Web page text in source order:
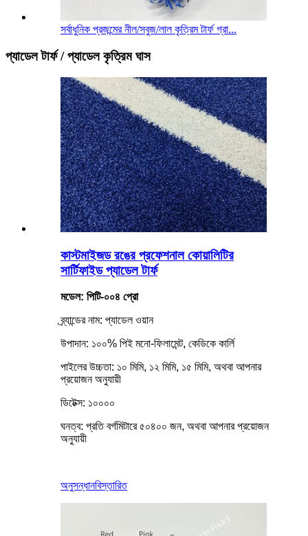
সর্বাধুনিক প্রজন্মের নীল/সবুজ/লাল কৃত্রিম টার্ফ গ্রা...
প্যাডেল টার্ফ / প্যাডেল কৃত্রিম ঘাস
কাস্টমাইজড রঙের প্রফেশনাল কোয়ালিটির
সার্টিফাইড প্যাডেল টার্ফ
মডেল: পিটি-০০৪ প্রো
ব্র্যান্ডের নাম: প্যাডেল ওয়ান
উপাদান: ১০০% পিই মনো-ফিলামেন্ট, কেডিকে কার্লি
পাইলের উচ্চতা: ১০ মিমি, ১২ মিমি, ১৫ মিমি, অথবা আপনার
প্রয়োজন অনুযায়ী
ডিটেক্স: ১০০০০
ঘনত্ব: প্রতি বর্গমিটারে ৫০৪০০ জন, অথবা আপনার প্রয়োজন
অনুযায়ী
অনুসন্ধানবিস্তারিত